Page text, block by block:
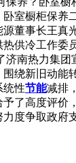
室橱柜保养
董事长王真
供冷工作委
济南热力集
绕新旧动
统性节能减排
了高度评价
度争取政府